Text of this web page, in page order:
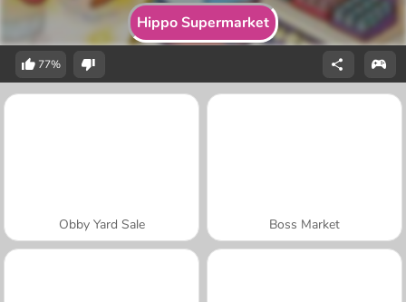
Hippo Supermarket
77%
Obby Yard Sale Boss Market